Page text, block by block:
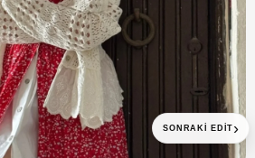
Polyester
to School
SONRAKI EDIT ›